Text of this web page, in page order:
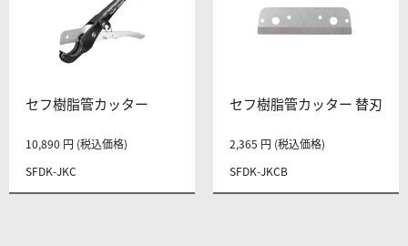
セフ樹脂管カッター
SFDK-JKC
10,890 円 (税込価格)
セフ樹脂管カッター 替刃
SFDK-JKCB
2,365 円 (税込価格)